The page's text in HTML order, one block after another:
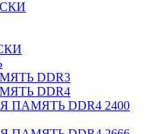
DDR3
DDR4
ПАМЯТЬ DDR4 2400